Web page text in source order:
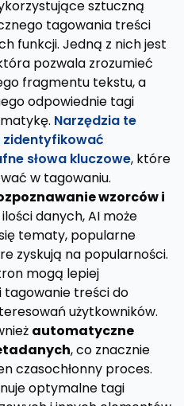
sztuczną
tagowania treści
funkcji. Jedną z nich jest
pozwala zrozumieć
fragmentu tekstu, a
odpowiednie tagi
Narzędzia te
słowa kluczowe, które
w tagowaniu.
wzorców i
danych, AI może
tematy, popularne
zyskują na popularności.
mogą lepiej
treści do
użytkowników.
automatyczne
, co znacznie
czasochłonny proces.
optymalne tagi